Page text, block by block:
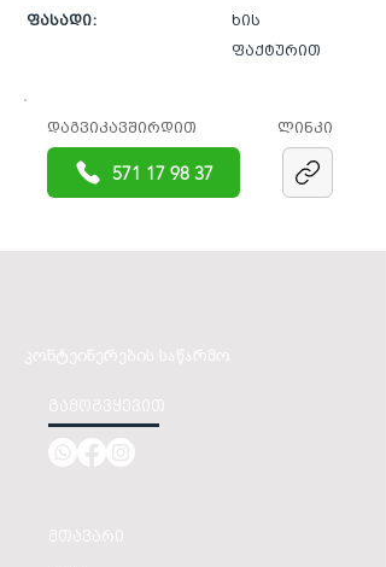
ფასადი:
ხის
ფაქტურით
დაგვიკავშირდით ლინკი
571 17 98 37
კონტეინერების საწარმო
გამოგვყევით
მთავარი